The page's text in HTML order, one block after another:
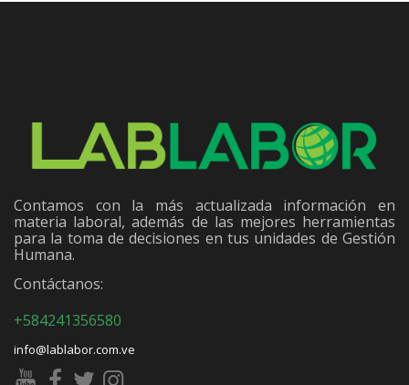
Contamos con la más actualizada información en
materia laboral, además de las mejores herramientas
para la toma de decisiones en tus unidades de Gestión
Humana.
Contáctanos:
+584241356580
info@lablabor.com.ve